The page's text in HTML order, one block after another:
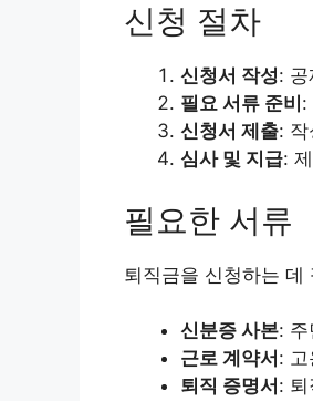
신청 절차
신청서 작성:
필요 서류 준비 :
신청서 제출:
심사 및 지급:
필요한 서류
퇴직금을 신청하는 데
신분증 사본:
근로 계약서 :
퇴직 증명서 :